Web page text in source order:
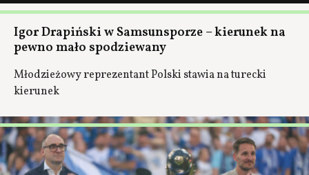
Igor Drapiński w Samsunsporze – kierunek na
pewno mało spodziewany
Młodzieżowy reprezentant Polski stawia na turecki
kierunek